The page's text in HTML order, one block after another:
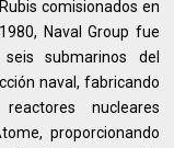
comisionados en
Naval Group fue
submarinos del
naval, fabricando
nucleares
proporcionando